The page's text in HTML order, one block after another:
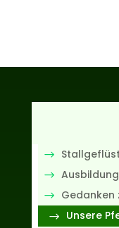
Ausbildung
Gedanken
Unsere